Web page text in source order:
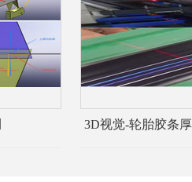
3D视觉-轮胎胶条